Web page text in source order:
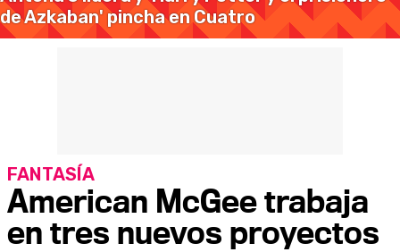
de Azkaban' pincha en Cuatro
American McGee trabaja
en tres nuevos proyectos
FANTASÍA